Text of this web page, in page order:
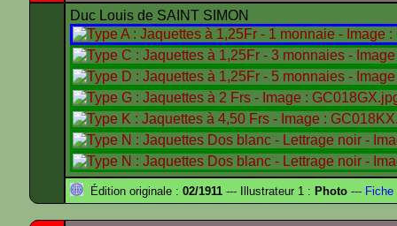
Duc Louis de SAINT SIMON
Édition originale : 02/1911 --- Illustrateur 1 : Photo --- Fiche